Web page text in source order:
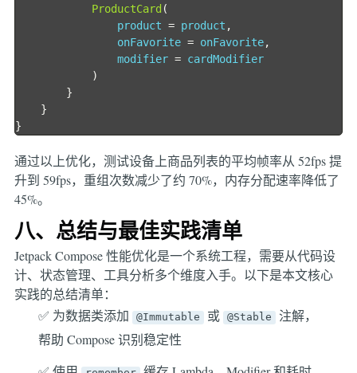
ProductCard (
product = product ,
onFavorite = onFavorite,
modifier = cardModifier
)
}
}
}
通过以上优化，测试设备上商品列表的平均帧率从 52fps 提
升到 59fps，重组次数减少了约 70%，内存分配速率降低了
45%。
八、总结与最佳实践清单
Jetpack Compose 性能优化是一个系统工程，需要从代码设
计、状态管理、工具分析多个维度入手。以下是本文核心
实践的总结清单：
✅ 为数据类添加 @Immutable 或 @Stable
注解，
帮助 Compose 识别稳定性